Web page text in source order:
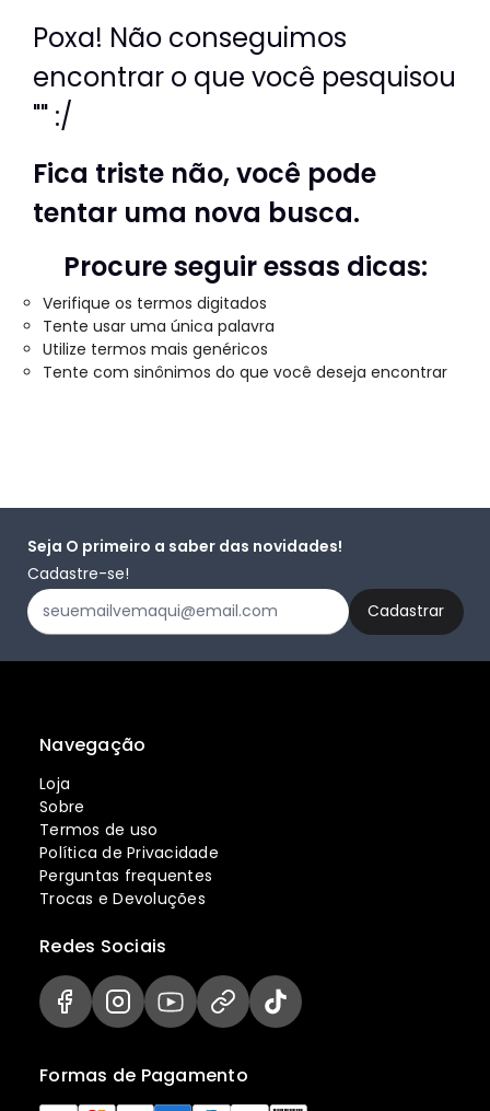
Poxa! Não conseguimos
encontrar o que você pesquisou
"" :/
Fica triste não, você pode
tentar uma nova busca.
Procure seguir essas dicas:
Verifique os termos digitados
Tente usar uma única palavra
Utilize termos mais genéricos
Tente com sinônimos do que você deseja encontrar
Seja O primeiro a saber das novidades!
Cadastre-se!
Navegação
Loja
Sobre
Termos de uso
Política de Privacidade
Perguntas frequentes
Trocas e Devoluções
Formas de Pagamento
Redes Sociais